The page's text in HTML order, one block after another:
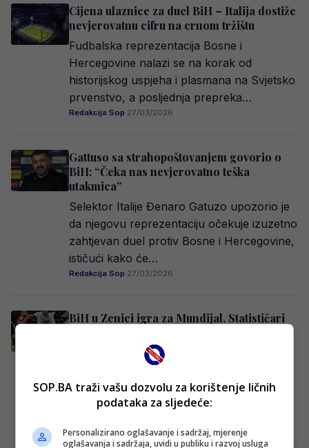
Cijena ulaznice za duel BiH – Italija dostiže
nevjerovatnu cifru na crnom tržištu
Fudbalska reprezentacija Bosne i
Hercegovine nalazi se na korak od
historijskog uspjeha i plasmana na Svjetsko
prvenstvo, a posljednja prepreka…
Redakcija Sop·27/03/2026
Gattuso sa strahopoštovanjem govorio o
BiH: “Čeka nas nevjerovatno teška
utakmica”
Selektor Italije Đenaro Gatuzo upozorio je
da njegovu reprezentaciju očekuje izuzetno
zahtjevan duel protiv Bosne i Hercegovine,
ističući kako će…
Redakcija Sop·27/03/2026
BiH u Zenici igra za Mundijal. Statističari
Nogometna reprezentacija Bosne i
doigravanja za Svjetsko prvenstvo nakon
što je u Cardiffu poslije dramatičnog…
SOP.BA traži vašu dozvolu za korištenje ličnih
podataka za sljedeće:
Personalizirano oglašavanje i sadržaj, mjerenje
oglašavanja i sadržaja, uvidi u publiku i razvoj usluga